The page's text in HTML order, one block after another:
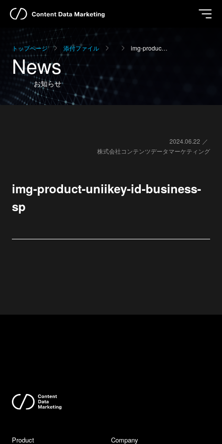
トップページ 添付ファイル img-produc…
News
お知らせ
2024.06.22
株式会社コンテンツデータマーケティング
img-product-uniikey-id-business-
sp
Product Company